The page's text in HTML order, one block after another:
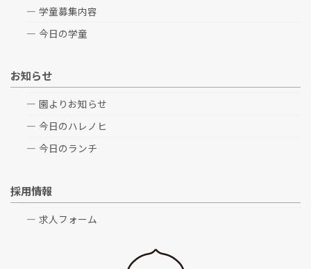
学童募集内容
今日の学童
お知らせ
園よりお知らせ
今日のハレノヒ
今日のランチ
採用情報
求人フォーム